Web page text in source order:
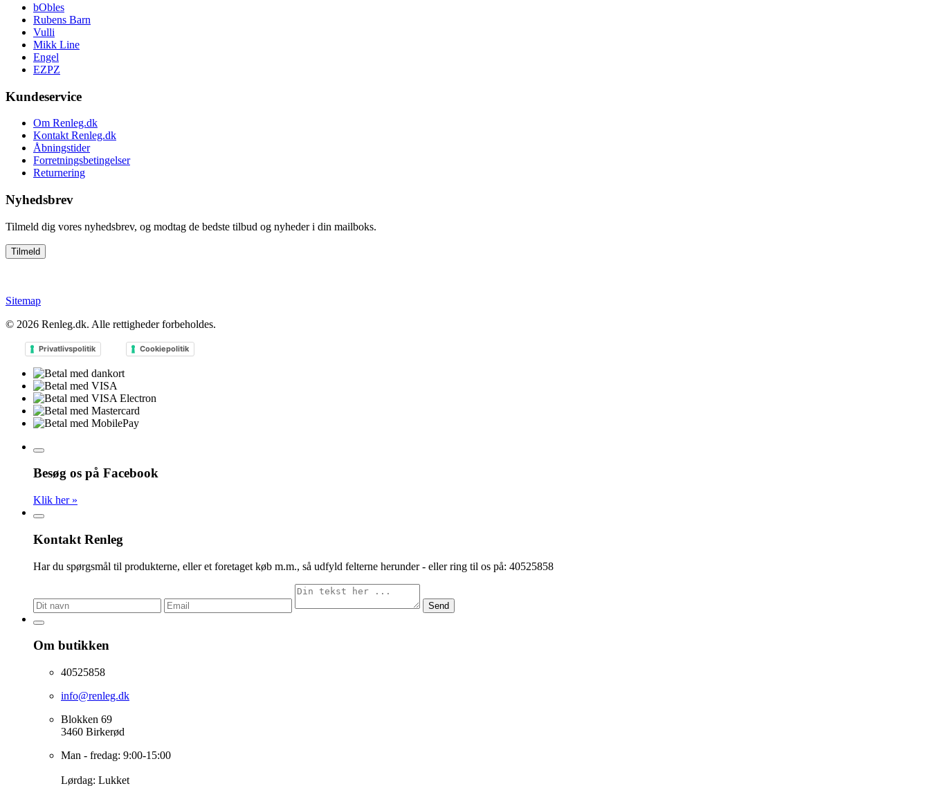
bObles
Rubens Barn
Vulli
Mikk Line
Engel
EZPZ
Kundeservice
Om Renleg.dk
Kontakt Renleg.dk
Åbningstider
Forretningsbetingelser
Returnering
Nyhedsbrev
Tilmeld dig vores nyhedsbrev, og modtag de bedste tilbud og nyheder i din mailboks.
Sitemap
© 2026 Renleg.dk. Alle rettigheder forbeholdes.
Privatlivspolitik Cookiepolitik
Besøg os på Facebook
Klik her »
Kontakt Renleg
Har du spørgsmål til produkterne, eller et foretaget køb m.m., så udfyld felterne herunder - eller ring til os på: 40525858
Send
Om butikken
40525858
info@renleg.dk
Blokken 69
3460 Birkerød
Man - fredag: 9:00-15:00
Lørdag: Lukket